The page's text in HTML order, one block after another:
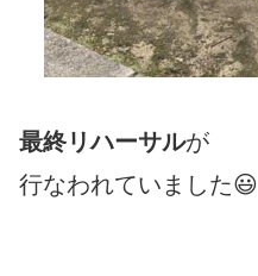
最終リハーサルが
行なわれていました😃